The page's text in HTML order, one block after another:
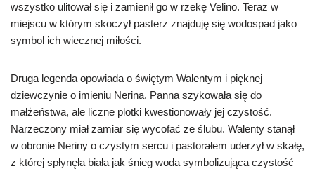
wszystko ulitował się i zamienił go w rzekę Velino. Teraz w
miejscu w którym skoczył pasterz znajduję się wodospad jako
symbol ich wiecznej miłości.
Druga legenda opowiada o świętym Walentym i pięknej
dziewczynie o imieniu Nerina. Panna szykowała się do
małżeństwa, ale liczne plotki kwestionowały jej czystość.
Narzeczony miał zamiar się wycofać ze ślubu. Walenty stanął
w obronie Neriny o czystym sercu i pastorałem uderzył w skałę,
z której spłynęła biała jak śnieg woda symbolizująca czystość